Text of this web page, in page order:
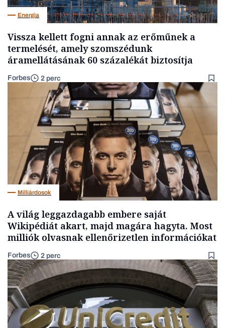
Energia
Vissza kellett fogni annak az erőműnek a
termelését, amely szomszédunk
áramellátásának 60 százalékát biztosítja
Forbes 2 perc
Milliárdosok
A világ leggazdagabb embere saját
Wikipédiát akart, majd magára hagyta. Most
milliók olvasnak ellenőrizetlen információkat
Forbes 2 perc